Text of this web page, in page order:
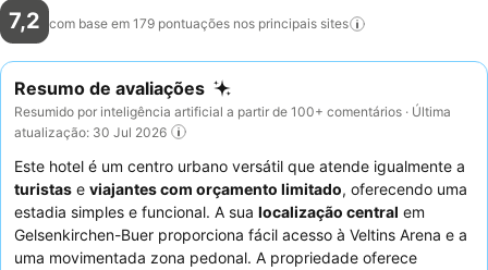
7,2 com base em 179 pontuações nos principais sites
Resumo de avaliações
Resumido por inteligência artificial a partir de 100+ comentários · Última
atualização: 30 Jul 2026
Este hotel é um centro urbano versátil que atende igualmente a
turistas e viajantes com orçamento limitado, oferecendo uma
estadia simples e funcional. A sua localização central em
Gelsenkirchen-Buer proporciona fácil acesso à Veltins Arena e a
uma movimentada zona pedonal. A propriedade oferece